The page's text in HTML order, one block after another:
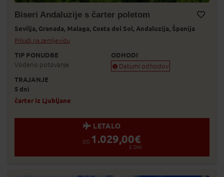
Biseri Andaluzije s čarter poletom
Dodaj v Moj izbor
Sevilja, Granada, Malaga, Costa del Sol, Andaluzija, Španija
Prikaži na zemljevidu
TIP PONUDBE
Vodeno potovanje
ODHODI
Datumi odhodov
TRAJANJE
5 dni
čarter iz Ljubljane
LETALO
OD 1.029,00€
5 DNI